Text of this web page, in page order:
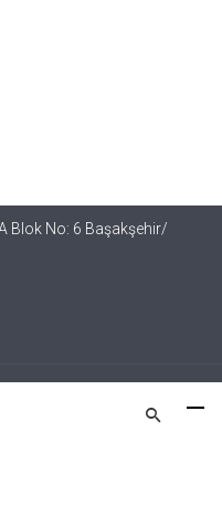
Blok No: 6 Başakşehir/